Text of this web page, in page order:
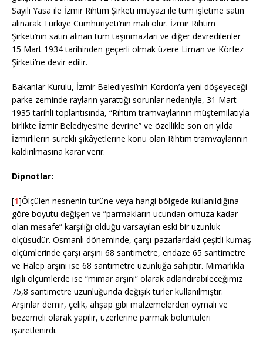
Sayılı Yasa ile İzmir Rıhtım Şirketi imtiyazı ile tüm işletme satın
alınarak Türkiye Cumhuriyeti’nin malı olur. İzmir Rıhtım
Şirketi’nin satın alınan tüm taşınmazları ve diğer devredilenler
15 Mart 1934 tarihinden geçerli olmak üzere Liman ve Körfez
Şirketi’ne devir edilir.
Bakanlar Kurulu, İzmir Belediyesi’nin Kordon’a yeni döşeyeceği
parke zeminde rayların yarattığı sorunlar nedeniyle, 31 Mart
1935 tarihli toplantısında, “Rıhtım tramvaylarının müştemilatıyla
birlikte İzmir Belediyesi’ne devrine” ve özellikle son on yılda
İzmirlilerin sürekli şikâyetlerine konu olan Rıhtım tramvaylarının
kaldırılmasına karar verir.
Dipnotlar:
[1]Ölçülen nesnenin türüne veya hangi bölgede kullanıldığına
göre boyutu değişen ve ”parmakların ucundan omuza kadar
olan mesafe” karşılığı olduğu varsayılan eski bir uzunluk
ölçüsüdür. Osmanlı döneminde, çarşı-pazarlardaki çeşitli kumaş
ölçümlerinde çarşı arşını 68 santimetre, endaze 65 santimetre
ve Halep arşını ise 68 santimetre uzunluğa sahiptir. Mimarlıkla
ilgili ölçümlerde ise “mimar arşını” olarak adlandırabileceğimiz
75,8 santimetre uzunluğunda değişik türler kullanılmıştır.
Arşınlar demir, çelik, ahşap gibi malzemelerden oymalı ve
bezemeli olarak yapılır, üzerlerine parmak bölüntüleri
işaretlenirdi.